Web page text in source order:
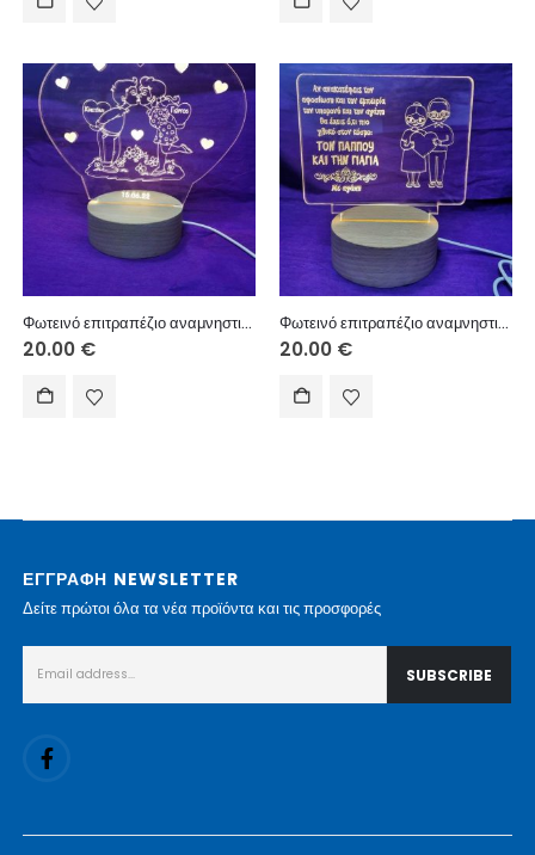
Φωτεινό επιτραπέζιο αναμνηστικό με USB ξύλινη βάση 10 εκ. (κείμενο επιλογής σας)
20.00 €
Φωτεινό επιτραπέζιο αναμνηστικό με USB ξύλινη βάση 10 εκ. (κείμενο επιλογής σας)
20.00 €
ΕΓΓΡΑΦΗ NEWSLETTER
Δείτε πρώτοι όλα τα νέα προϊόντα και τις προσφορές